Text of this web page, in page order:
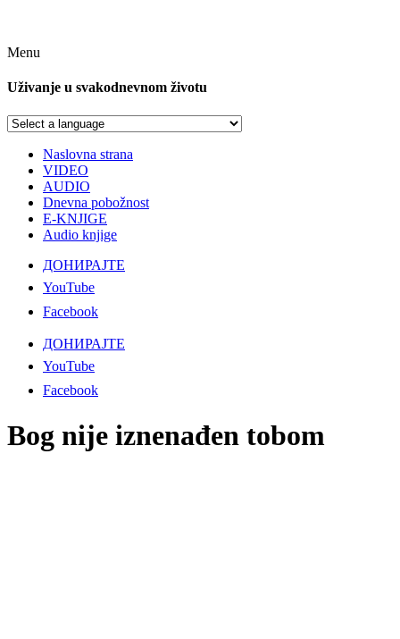
Menu
Uživanje u svakodnevnom životu
Naslovna strana
VIDEO
AUDIO
Dnevna pobožnost
E-KNJIGE
Audio knjige
ДОНИРАЈТЕ
YouTube
Facebook
ДОНИРАЈТЕ
YouTube
Facebook
Bog nije iznenađen tobom